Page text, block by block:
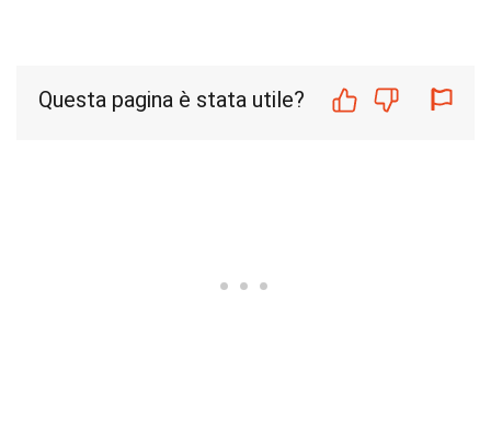
Questa pagina è stata utile?